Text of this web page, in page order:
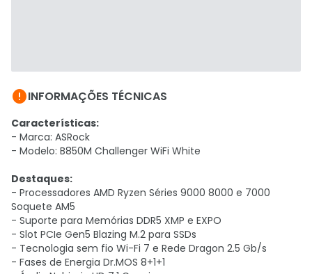
INFORMAÇÕES TÉCNICAS
Características:
- Marca: ASRock
- Modelo: B850M Challenger WiFi White
Destaques:
- Processadores AMD Ryzen Séries 9000 8000 e 7000
Soquete AM5
- Suporte para Memórias DDR5 XMP e EXPO
- Slot PCIe Gen5 Blazing M.2 para SSDs
- Tecnologia sem fio Wi-Fi 7 e Rede Dragon 2.5 Gb/s
- Fases de Energia Dr.MOS 8+1+1